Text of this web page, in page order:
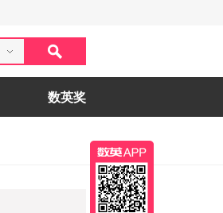
数英奖